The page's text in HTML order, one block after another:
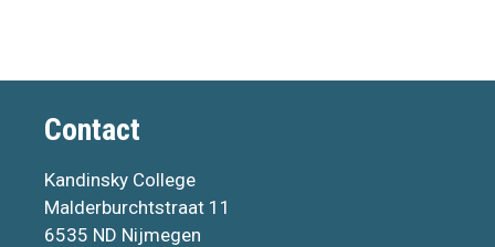
Contact
Kandinsky College
Malderburchtstraat 11
6535 ND Nijmegen